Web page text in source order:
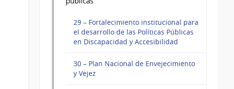
29 – Fortalecimiento institucional para
el desarrollo de las Políticas Públicas
en Discapacidad y Accesibilidad
30 – Plan Nacional de Envejecimiento
y Vejez